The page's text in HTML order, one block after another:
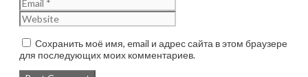
Сохранить моё имя, email и адрес сайта в этом браузере
для последующих моих комментариев.